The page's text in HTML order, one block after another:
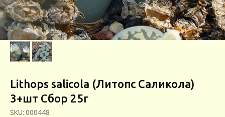
Lithops salicola (Литопс Саликола)
3+шт Сбор 25г
SKU: 000448